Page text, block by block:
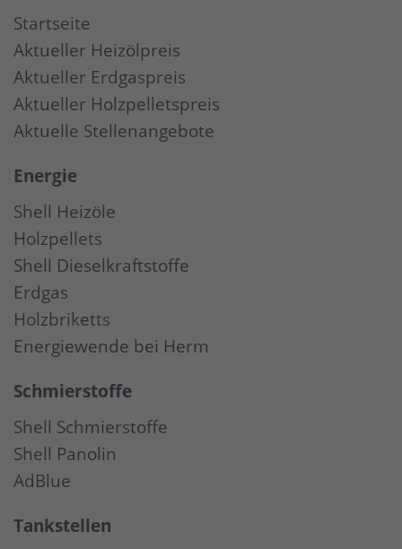
Startseite
Aktueller Heizölpreis
Aktueller Erdgaspreis
Aktueller Holzpelletspreis
Aktuelle Stellenangebote
Energie
Shell Heizöle
Holzpellets
Shell Dieselkraftstoffe
Erdgas
Holzbriketts
Energiewende bei Herm
Schmierstoffe
Shell Schmierstoffe
Shell Panolin
AdBlue
Tankstellen